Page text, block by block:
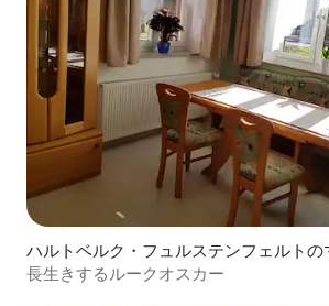
ハルトベルク・フュルステンフェルトの
ョン・アパート
長生きするルークオスカー